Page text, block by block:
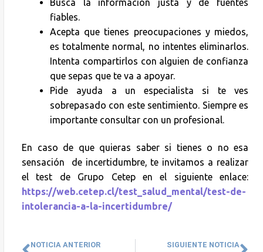
fiables.
Acepta que tienes preocupaciones y miedos,
es totalmente normal, no intentes eliminarlos.
Intenta compartirlos con alguien de confianza
que sepas que te va a apoyar.
Pide ayuda a un especialista si te ves
sobrepasado con este sentimiento. Siempre es
importante consultar con un profesional.
En caso de que quieras saber si tienes o no esa
sensación de incertidumbre, te invitamos a realizar
el test de Grupo Cetep en el siguiente enlace:
https://web.cetep.cl/test_salud_mental/test-de-
intolerancia-a-la-incertidumbre/
NOTICIA ANTERIOR SIGUIENTE NOTICIA